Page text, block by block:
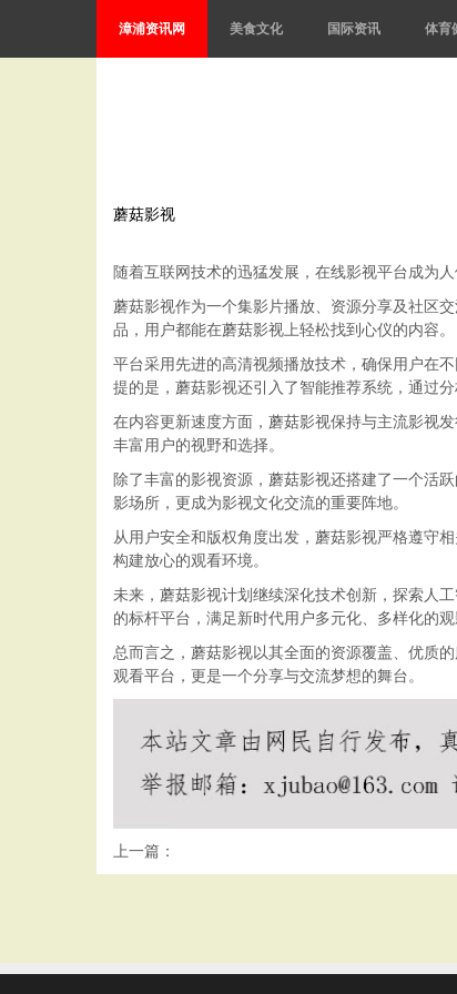
漳浦资讯网 美食文化 国际资讯 体育
蘑菇影视
随着互联网技术的迅猛发展，在线影视平台成为
蘑菇影视作为一个集影片播放、资源分享及社区
品，用户都能在蘑菇影视上轻松找到心仪的内容。
平台采用先进的高清视频播放技术，确保用户在
提的是，蘑菇影视还引入了智能推荐系统，通过
在内容更新速度方面，蘑菇影视保持与主流影视
丰富用户的视野和选择。
除了丰富的影视资源，蘑菇影视还搭建了一个活
影场所，更成为影视文化交流的重要阵地。
从用户安全和版权角度出发，蘑菇影视严格遵守
构建放心的观看环境。
未来，蘑菇影视计划继续深化技术创新，探索人
的标杆平台，满足新时代用户多元化、多样化的观
总而言之，蘑菇影视以其全面的资源覆盖、优质
观看平台，更是一个分享与交流梦想的舞台。
上一篇：